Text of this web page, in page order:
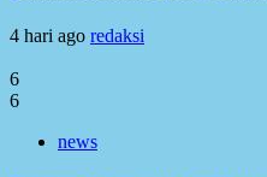
4 hari ago redaksi
6
6
news